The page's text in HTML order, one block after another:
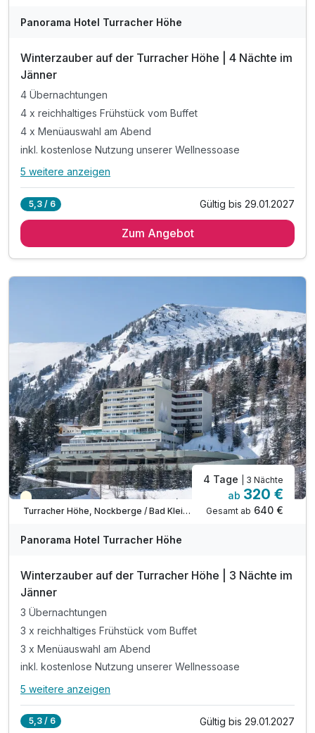
Panorama Hotel Turracher Höhe
Winterzauber auf der Turracher Höhe | 4 Nächte im
Jänner
4 Übernachtungen
4 x reichhaltiges Frühstück vom Buffet
4 x Menüauswahl am Abend
inkl. kostenlose Nutzung unserer Wellnessoase
Alle Inklusivleistungen
4 x reichhaltiges Frühstück vom Buffet
inkl. Wellnesstasche auf dem Zimmer
inkl. Nutzung des Indoorpools
inkl. Nutzung des Fitnessraumes
inkl. 15% Massagegutschein
5 weitere anzeigen
5,3 / 6 Gültig bis 29.01.2027
Zum Angebot
Saisonal verfügbar
Turracher Höhe, Nockberge / Bad Kleinkirchheim
4 Tage | 3 Nächte
ab 320 €
Gesamt ab 640 €
Panorama Hotel Turracher Höhe
Winterzauber auf der Turracher Höhe | 3 Nächte im
Jänner
3 Übernachtungen
3 x reichhaltiges Frühstück vom Buffet
3 x Menüauswahl am Abend
inkl. kostenlose Nutzung unserer Wellnessoase
Alle Inklusivleistungen
5 weitere anzeigen
5,3 / 6 Gültig bis 29.01.2027